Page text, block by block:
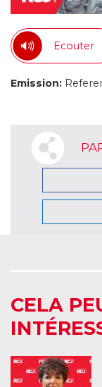
Ecouter
Emission:
CELA